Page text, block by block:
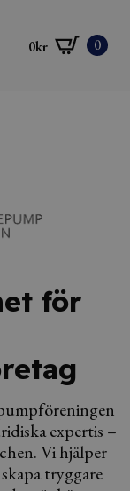
0kr 0
för
expertis –
Vi hjälper
tryggare